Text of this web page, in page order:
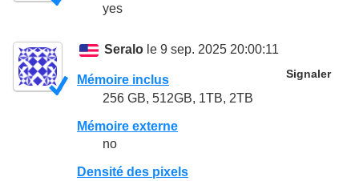
yes
Seralo le 9 sep. 2025 20:00:11
Signaler
Mémoire inclus
256 GB, 512GB, 1TB, 2TB
Mémoire externe
no
Densité des pixels